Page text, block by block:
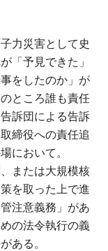
力災害として史
「予見できた」
をしたのか」が
ところ誰も責任
訴団による告訴
締役への責任追
において。
または大規模核
を取った上で進
注意義務」があ
の法令執行の義
ある。